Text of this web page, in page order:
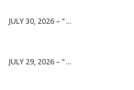
JULY 30, 2026 – “ ...
JULY 29, 2026 – “ ...